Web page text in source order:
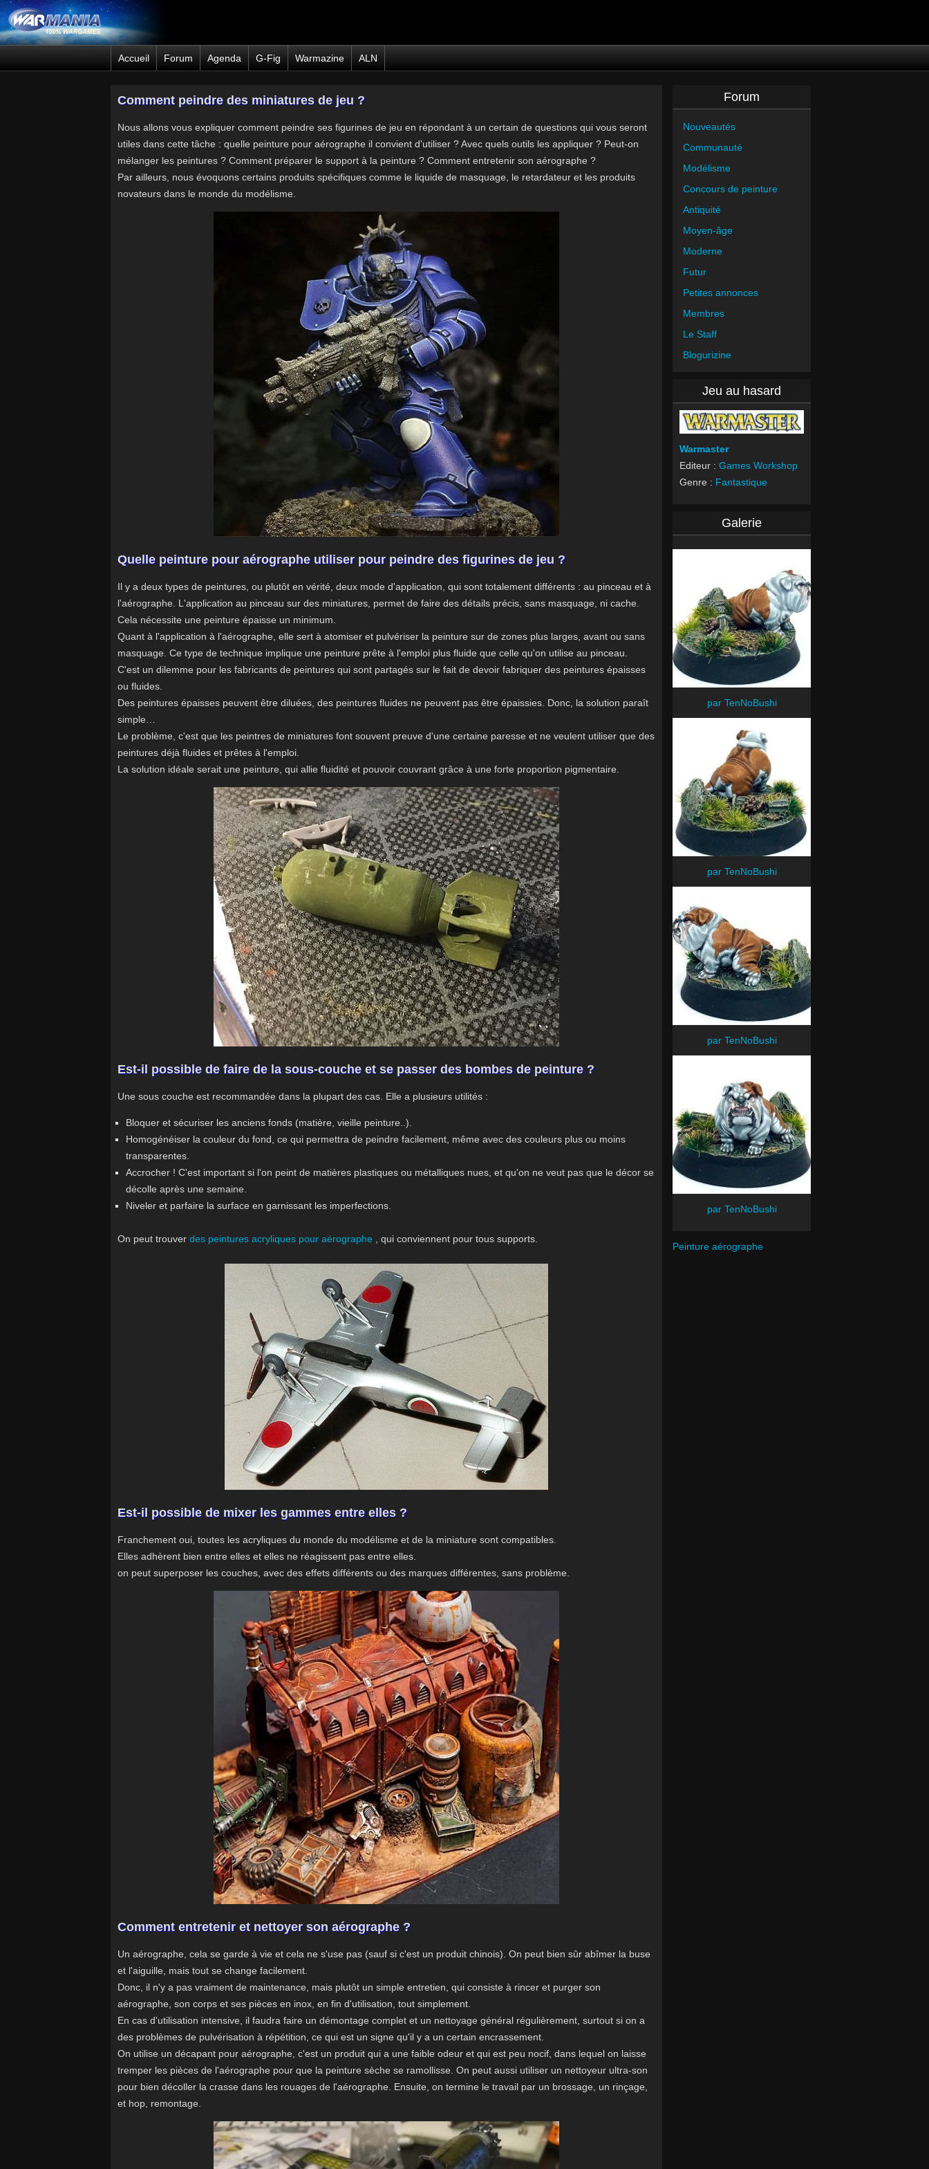
Accueil Forum Agenda G-Fig Warmazine ALN
Comment peindre des miniatures de jeu ?
Nous allons vous expliquer comment peindre ses figurines de jeu en répondant à un certain de questions qui vous seront
utiles dans cette tâche : quelle peinture pour aérographe il convient d'utiliser ? Avec quels outils les appliquer ? Peut-on
mélanger les peintures ? Comment préparer le support à la peinture ? Comment entretenir son aérographe ?
Par ailleurs, nous évoquons certains produits spécifiques comme le liquide de masquage, le retardateur et les produits
novateurs dans le monde du modélisme.
Quelle peinture pour aérographe utiliser pour peindre des figurines de jeu ?
Il y a deux types de peintures, ou plutôt en vérité, deux mode d'application, qui sont totalement différents : au pinceau et à
l'aérographe. L'application au pinceau sur des miniatures, permet de faire des détails précis, sans masquage, ni cache.
Cela nécessite une peinture épaisse un minimum.
Quant à l'application à l'aérographe, elle sert à atomiser et pulvériser la peinture sur de zones plus larges, avant ou sans
masquage. Ce type de technique implique une peinture prête à l'emploi plus fluide que celle qu'on utilise au pinceau.
C'est un dilemme pour les fabricants de peintures qui sont partagés sur le fait de devoir fabriquer des peintures épaisses
ou fluides.
Des peintures épaisses peuvent être diluées, des peintures fluides ne peuvent pas être épaissies. Donc, la solution paraît
simple…
Le problème, c'est que les peintres de miniatures font souvent preuve d'une certaine paresse et ne veulent utiliser que des
peintures déjà fluides et prêtes à l'emploi.
La solution idéale serait une peinture, qui allie fluidité et pouvoir couvrant grâce à une forte proportion pigmentaire.
Est-il possible de faire de la sous-couche et se passer des bombes de peinture ?
Une sous couche est recommandée dans la plupart des cas. Elle a plusieurs utilités :
Bloquer et sécuriser les anciens fonds (matière, vieille peinture..).
Homogénéiser la couleur du fond, ce qui permettra de peindre facilement, même avec des couleurs plus ou moins
transparentes.
Accrocher ! C'est important si l'on peint de matières plastiques ou métalliques nues, et qu'on ne veut pas que le décor se
décolle après une semaine.
Niveler et parfaire la surface en garnissant les imperfections.
On peut trouver des peintures acryliques pour aérographe , qui conviennent pour tous supports.
Est-il possible de mixer les gammes entre elles ?
Franchement oui, toutes les acryliques du monde du modélisme et de la miniature sont compatibles.
Elles adhèrent bien entre elles et elles ne réagissent pas entre elles.
on peut superposer les couches, avec des effets différents ou des marques différentes, sans problème.
Comment entretenir et nettoyer son aérographe ?
Un aérographe, cela se garde à vie et cela ne s'use pas (sauf si c'est un produit chinois). On peut bien sûr abîmer la buse
et l'aiguille, mais tout se change facilement.
Donc, il n'y a pas vraiment de maintenance, mais plutôt un simple entretien, qui consiste à rincer et purger son
aérographe, son corps et ses pièces en inox, en fin d'utilisation, tout simplement.
En cas d'utilisation intensive, il faudra faire un démontage complet et un nettoyage général régulièrement, surtout si on a
des problèmes de pulvérisation à répétition, ce qui est un signe qu'il y a un certain encrassement.
On utilise un décapant pour aérographe, c'est un produit qui a une faible odeur et qui est peu nocif, dans lequel on laisse
tremper les pièces de l'aérographe pour que la peinture sèche se ramollisse. On peut aussi utiliser un nettoyeur ultra-son
pour bien décoller la crasse dans les rouages de l'aérographe. Ensuite, on termine le travail par un brossage, un rinçage,
et hop, remontage.
Forum
Nouveautés
Communauté
Modélisme
Concours de peinture
Antiquité
Moyen-âge
Moderne
Futur
Petites annonces
Membres
Le Staff
Blogurizine
Jeu au hasard
Warmaster
Editeur : Games Workshop
Genre : Fantastique
Galerie
par TenNoBushi
par TenNoBushi
par TenNoBushi
par TenNoBushi
Peinture aérographe